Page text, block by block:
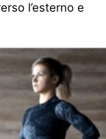
l’esterno e